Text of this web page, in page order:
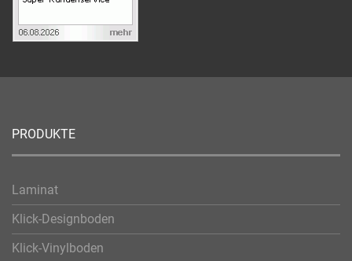
PRODUKTE
Laminat
Klick-Designboden
Klick-Vinylboden